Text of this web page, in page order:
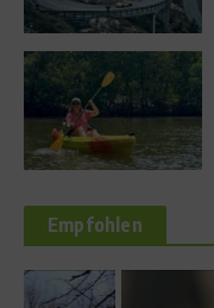
Empfohlen